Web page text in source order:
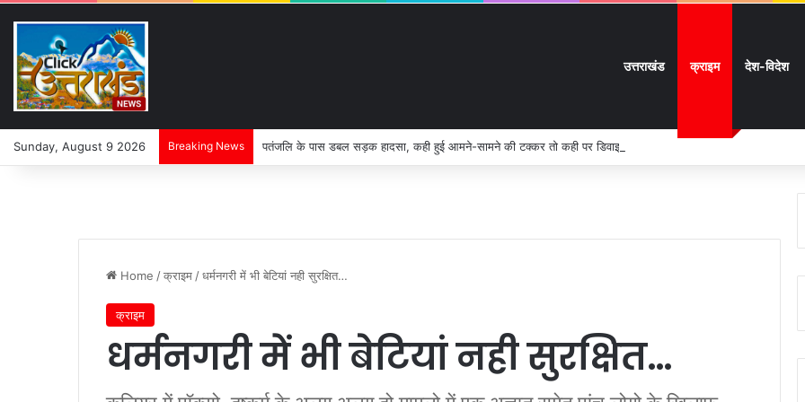
उत्तराखंड क्राइम देश-विदेश
Sunday, August 9 2026 Breaking News पतंजलि के पास डबल सड़क हादसा, कही हुई आमने-सामने की टक्कर तो कही पर डिवाइडर से टकराई बाइक:
Home /क्राइम /धर्मनगरी में भी बेटियां नही सुरक्षित…
क्राइम
धर्मनगरी में भी बेटियां नही सुरक्षित…